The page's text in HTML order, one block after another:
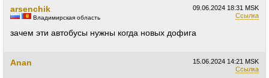
09.06.2024 18:31 MSK
Ссылка
arsenchik
Владимирская область
зачем эти автобусы нужны когда новых дофига
15.06.2024 14:21 MSK
Ссылка
Anan